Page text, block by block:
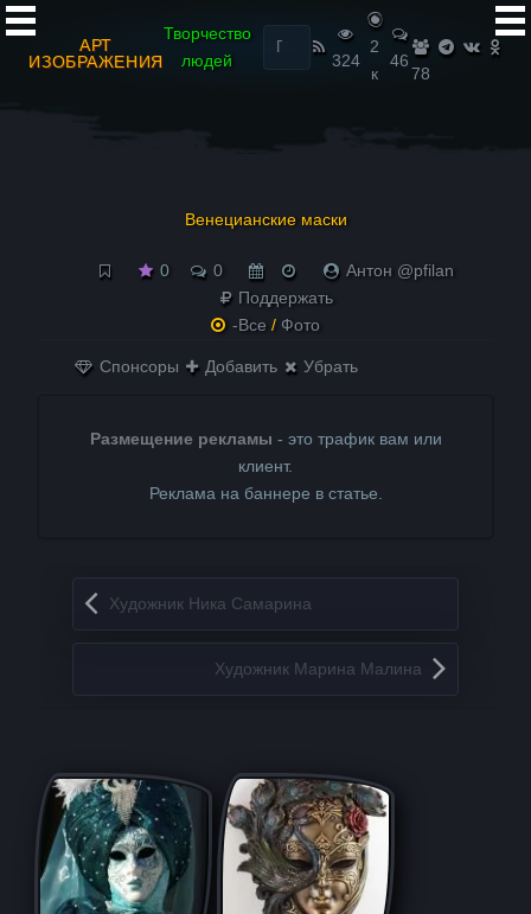
АРТ
ИЗОБРАЖЕНИЯ
Творчество
людей
Найти:
324
2
к
46
78
Венецианские маски
0 0
Антон @pfilan
Поддержать
-Все / Фото
Спонсоры Добавить Убрать
Размещение рекламы - это трафик вам или
клиент.
Реклама на баннере в статье.
Запись навигация
Художник Ника Самарина
Художник Марина Малина